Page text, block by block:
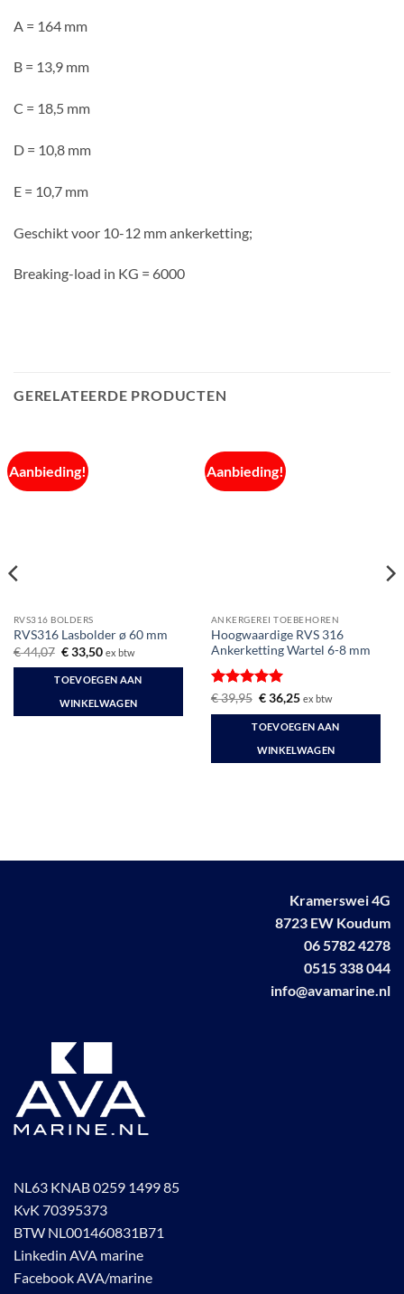
A = 164 mm
B = 13,9 mm
C = 18,5 mm
D = 10,8 mm
E = 10,7 mm
Geschikt voor 10-12 mm ankerketting;
Breaking-load in KG = 6000
GERELATEERDE PRODUCTEN
Aanbieding!
RVS316 BOLDERS
RVS316 Lasbolder ø 60 mm
€44,07 Oorspronkelijke
was:
€ 44,07.
€33,50Huidige
is:
€ 33,50.
ex btw
TOEVOEGEN AAN
WINKELWAGEN
Aanbieding!
ANKERGEREI TOEBEHOREN
Hoogwaardige RVS 316
Ankerketting Wartel 6-8 mm
Gewaardeerd
5uit 5
€39,95 Oorspronkelijke
was:
€ 39,95.
€36,25Huidige
is:
€ 36,25.
ex btw
TOEVOEGEN AAN
WINKELWAGEN
Kramerswei 4G
8723 EW Koudum
06 5782 4278
0515 338 044
info@avamarine.nl
NL63 KNAB 0259 1499 85
KvK 70395373
BTW NL001460831B71
Linkedin AVA marine
Facebook AVA/marine